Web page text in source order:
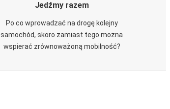
Jedźmy razem
Po co wprowadzać na drogę kolejny
samochód, skoro zamiast tego można
wspierać zrównoważoną mobilność?